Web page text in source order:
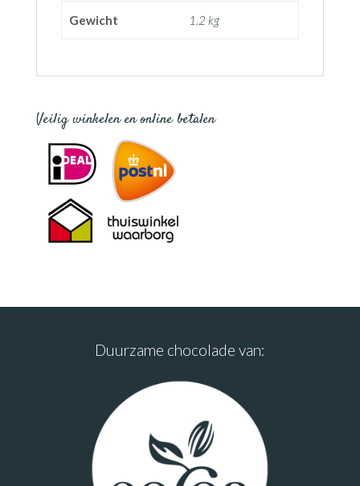
Gewicht 1.2 kg
Veilig winkelen en online betalen
Duurzame chocolade van: